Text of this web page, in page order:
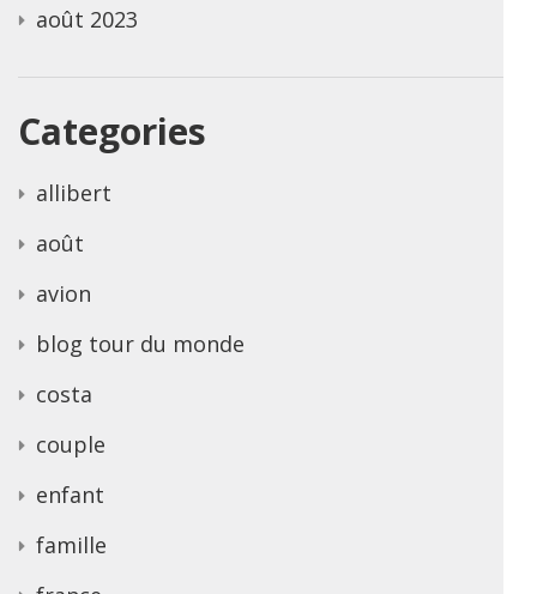
août 2023
Categories
allibert
août
avion
blog tour du monde
costa
couple
enfant
famille